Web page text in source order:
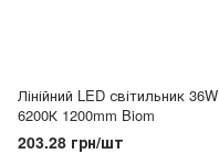
Лінійний LED світильник 36W
6200К 1200mm Biom
203.28 грн/шт